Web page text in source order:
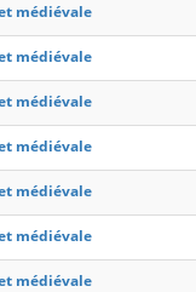
médiévale
médiévale
médiévale
médiévale
médiévale
médiévale
médiévale